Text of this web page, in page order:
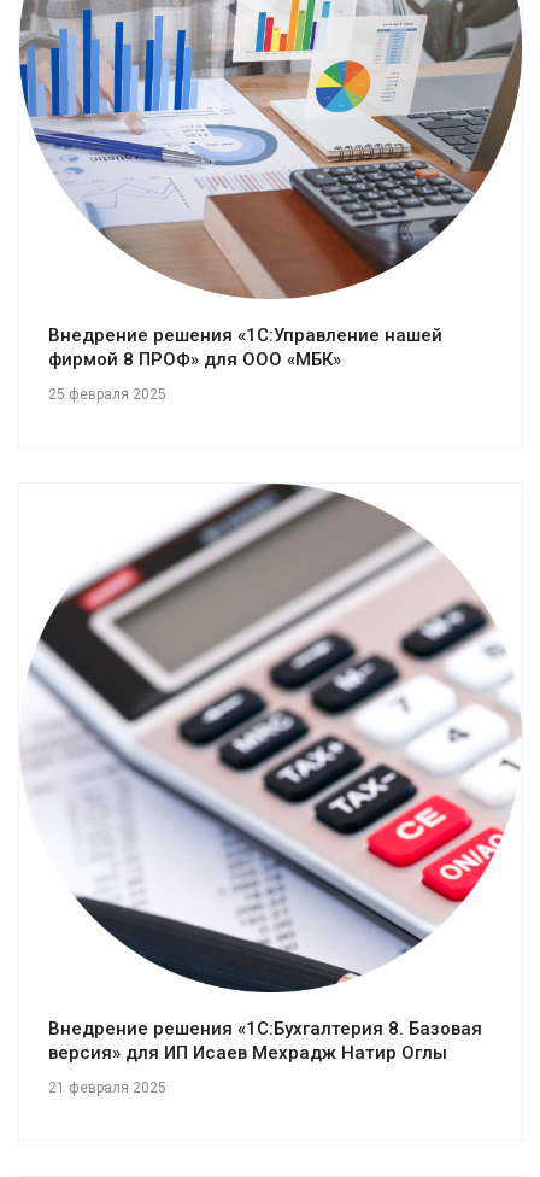
Смотреть проект
Внедрение решения «1С:Управление нашей
фирмой 8 ПРОФ» для ООО «МБК»
25 февраля 2025
Смотреть проект
Внедрение решения «1С:Бухгалтерия 8. Базовая
версия» для ИП Исаев Мехрадж Натир Оглы
21 февраля 2025